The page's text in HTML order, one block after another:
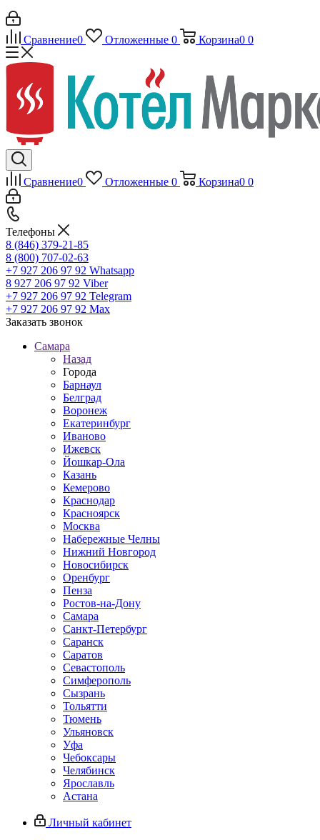
Сравнение0 Отложенные 0 Корзина0 0
Сравнение0 Отложенные 0 Корзина0 0
Телефоны
8 (846) 379-21-85
8 (800) 707-02-63
+7 927 206 97 92 Whatsapp
8 927 206 97 92 Viber
+7 927 206 97 92 Telegram
+7 927 206 97 92 Max
Заказать звонок
Самара
Назад
Города
Барнаул
Белград
Воронеж
Екатеринбург
Иваново
Ижевск
Йошкар-Ола
Казань
Кемерово
Краснодар
Красноярск
Москва
Набережные Челны
Нижний Новгород
Новосибирск
Оренбург
Пенза
Ростов-на-Дону
Самара
Санкт-Петербург
Саранск
Саратов
Севастополь
Симферополь
Сызрань
Тольятти
Тюмень
Ульяновск
Уфа
Чебоксары
Челябинск
Ярославль
Астана
Личный кабинет